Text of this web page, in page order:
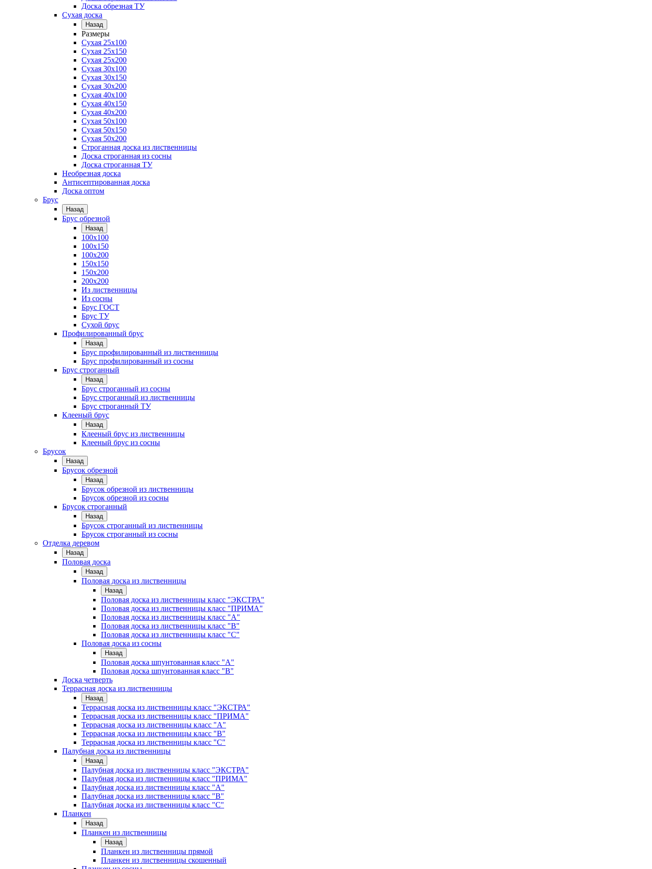
Доска обрезная ТУ
Сухая доска
Назад
Размеры
Сухая 25х100
Сухая 25х150
Сухая 25х200
Сухая 30х100
Сухая 30х150
Сухая 30х200
Сухая 40х100
Сухая 40х150
Сухая 40х200
Сухая 50х100
Сухая 50х150
Сухая 50х200
Строганная доска из лиственницы
Доска строганная из сосны
Доска строганная ТУ
Необрезная доска
Антисептированная доска
Доска оптом
Брус
Назад
Брус обрезной
Назад
100х100
100х150
100х200
150х150
150х200
200х200
Из лиственницы
Из сосны
Брус ГОСТ
Брус ТУ
Сухой брус
Профилированный брус
Назад
Брус профилированный из лиственницы
Брус профилированный из сосны
Брус строганный
Назад
Брус строганный из сосны
Брус строганный из лиственницы
Брус строганный ТУ
Клееный брус
Назад
Клееный брус из лиственницы
Клееный брус из сосны
Брусок
Назад
Брусок обрезной
Назад
Брусок обрезной из лиственницы
Брусок обрезной из сосны
Брусок строганный
Назад
Брусок строганный из лиственницы
Брусок строганный из сосны
Отделка деревом
Назад
Половая доска
Назад
Половая доска из лиственницы
Назад
Половая доска из лиственницы класс "ЭКСТРА"
Половая доска из лиственницы класс "ПРИМА"
Половая доска из лиственницы класс "А"
Половая доска из лиственницы класс "B"
Половая доска из лиственницы класс "C"
Половая доска из сосны
Назад
Половая доска шпунтованная класс "А"
Половая доска шпунтованная класс "B"
Доска четверть
Террасная доска из лиственницы
Назад
Террасная доска из лиственницы класс "ЭКСТРА"
Террасная доска из лиственницы класс "ПРИМА"
Террасная доска из лиственницы класс "А"
Террасная доска из лиственницы класс "B"
Террасная доска из лиственницы класс "C"
Палубная доска из лиственницы
Назад
Палубная доска из лиственницы класс "ЭКСТРА"
Палубная доска из лиственницы класс "ПРИМА"
Палубная доска из лиственницы класс "А"
Палубная доска из лиственницы класс "B"
Палубная доска из лиственницы класс "C"
Планкен
Назад
Планкен из лиственницы
Назад
Планкен из лиственницы прямой
Планкен из лиственницы скошенный